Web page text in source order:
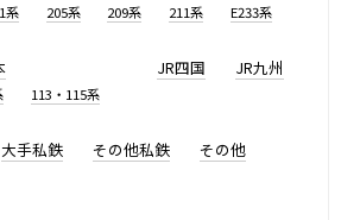
系 205系 209系 211系 E233系
113・115系
JR四国 JR九州
大手私鉄 その他私鉄 その他